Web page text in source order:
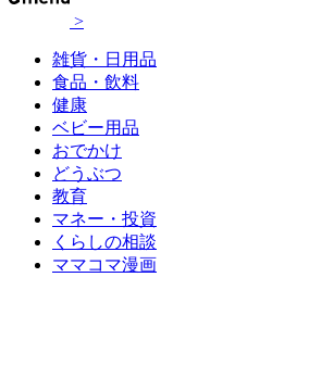
>
雑貨・日用品
食品・飲料
健康
ベビー用品
おでかけ
どうぶつ
教育
マネー・投資
くらしの相談
ママコマ漫画